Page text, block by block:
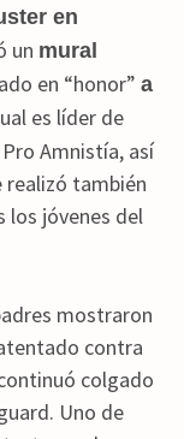
en
un mural
en “honor” a
es líder de
Amnistía, así
realizó también
los jóvenes del
mostraron
contra
colgado
Uno de